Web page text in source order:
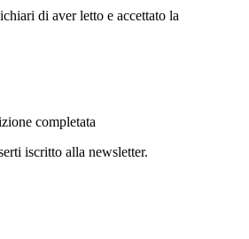
di aver letto e accettato la
completata
iscritto alla newsletter.